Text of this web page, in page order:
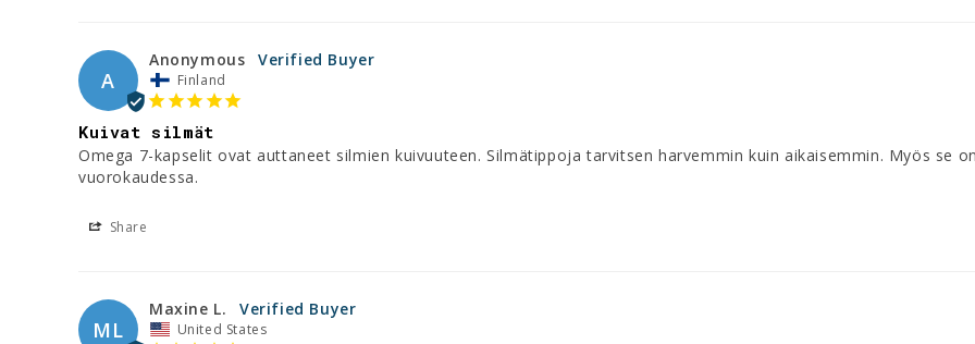
A
Anonymous
Finland
Kuivat silmät
Omega 7-kapselit ovat auttaneet silmien kuivuuteen. Silmätippoja tarvitsen harvemmin kuin aikaisemmin. Myös se
vuorokaudessa.
Share
ML
Maxine L.
United States